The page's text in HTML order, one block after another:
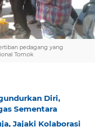
pedagang yang
Tomok
Diri,
Sementara
Jajaki Kolaborasi